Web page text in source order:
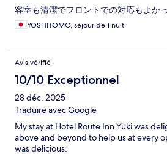
客室も清潔でフロントでの対応もよかっ
YOSHITOMO, séjour de 1 nuit
Avis vérifié
10/10 Exceptionnel
28 déc. 2025
Traduire avec Google
My stay at Hotel Route Inn Yuki was
above and beyond to help us at every
was delicious.